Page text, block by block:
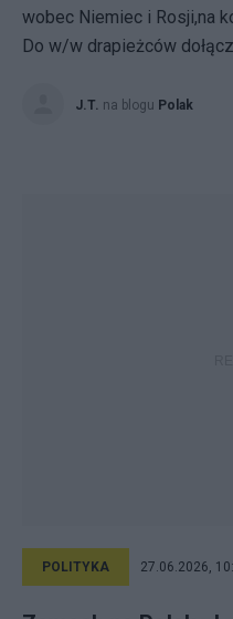
wobec Niemiec i Rosji,na
Do w/w drapieżców
J.T. na blogu Polak
POLITYKA 27.06.2026,